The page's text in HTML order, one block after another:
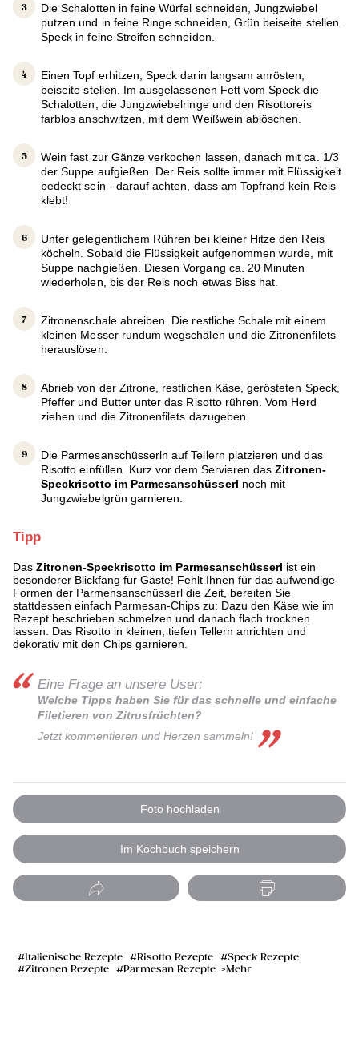
Die Schalotten in feine Würfel schneiden, Jungzwiebel
putzen und in feine Ringe schneiden, Grün beiseite stellen.
Speck in feine Streifen schneiden.
Einen Topf erhitzen, Speck darin langsam anrösten,
beiseite stellen. Im ausgelassenen Fett vom Speck die
Schalotten, die Jungzwiebelringe und den Risottoreis
farblos anschwitzen, mit dem Weißwein ablöschen.
Wein fast zur Gänze verkochen lassen, danach mit ca. 1/3
der Suppe aufgießen. Der Reis sollte immer mit Flüssigkeit
bedeckt sein - darauf achten, dass am Topfrand kein Reis
klebt!
Unter gelegentlichem Rühren bei kleiner Hitze den Reis
köcheln. Sobald die Flüssigkeit aufgenommen wurde, mit
Suppe nachgießen. Diesen Vorgang ca. 20 Minuten
wiederholen, bis der Reis noch etwas Biss hat.
Zitronenschale abreiben. Die restliche Schale mit einem
kleinen Messer rundum wegschälen und die Zitronenfilets
herauslösen.
Abrieb von der Zitrone, restlichen Käse, gerösteten Speck,
Pfeffer und Butter unter das Risotto rühren. Vom Herd
ziehen und die Zitronenfilets dazugeben.
Die Parmesanschüsserln auf Tellern platzieren und das
Risotto einfüllen. Kurz vor dem Servieren dasZitronen-
Speckrisotto im Parmesanschüsserl noch mit
Jungzwiebelgrün garnieren.
Tipp
Das Zitronen-Speckrisotto im Parmesanschüsserl ist ein
besonderer Blickfang für Gäste! Fehlt Ihnen für das aufwendige
Formen der Parmensanschüsserl die Zeit, bereiten Sie
stattdessen einfach Parmesan-Chips zu: Dazu den Käse wie im
Rezept beschrieben schmelzen und danach flach trocknen
lassen. Das Risotto in kleinen, tiefen Tellern anrichten und
dekorativ mit den Chips garnieren.
Eine Frage an unsere User:
Welche Tipps haben Sie für das schnelle und einfache
Filetieren von Zitrusfrüchten?
Jetzt kommentieren und Herzen sammeln!
Foto hochladen
Im Kochbuch speichern
Italienische Rezepte Risotto Rezepte
Speck Rezepte
Zitronen Rezepte
Parmesan Rezepte Mehr